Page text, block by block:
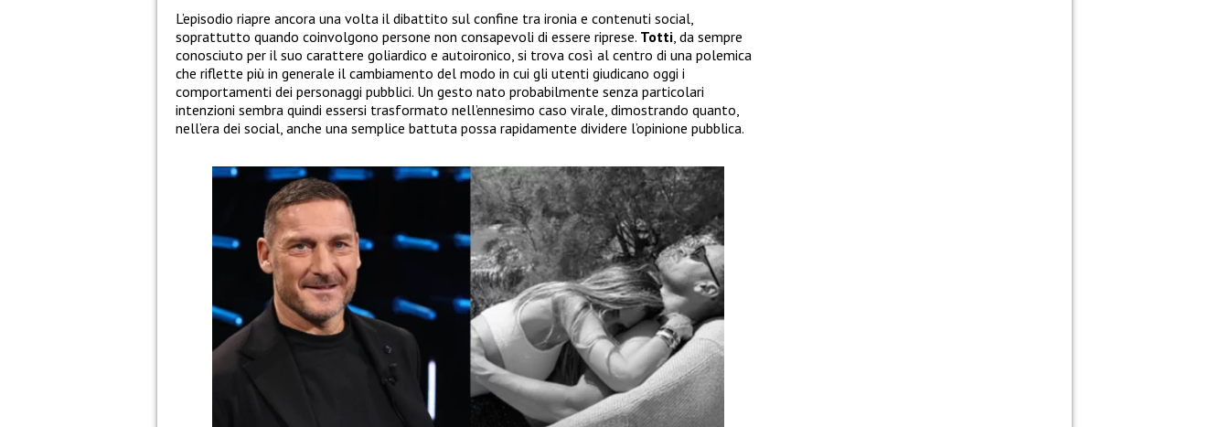
L’episodio riapre ancora una volta il dibattito sul confine tra ironia e contenuti social,
soprattutto quando coinvolgono persone non consapevoli di essere riprese. Totti, da sempre
conosciuto per il suo carattere goliardico e autoironico, si trova così al centro di una polemica
che riflette più in generale il cambiamento del modo in cui gli utenti giudicano oggi i
comportamenti dei personaggi pubblici. Un gesto nato probabilmente senza particolari
intenzioni sembra quindi essersi trasformato nell’ennesimo caso virale, dimostrando quanto,
nell’era dei social, anche una semplice battuta possa rapidamente dividere l’opinione pubblica.